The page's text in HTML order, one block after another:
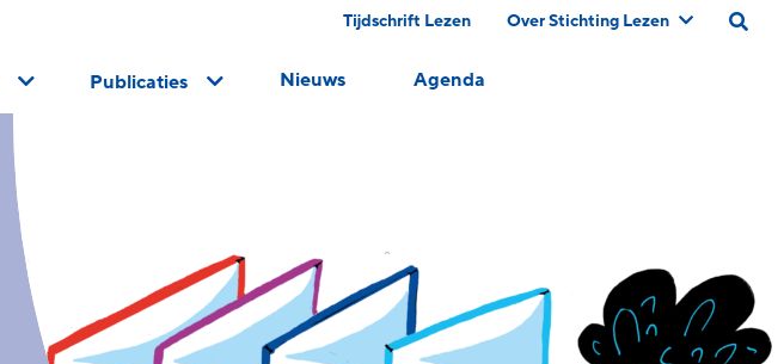
Tijdschrift Lezen Over Stichting Lezen
Publicaties Nieuws Agenda